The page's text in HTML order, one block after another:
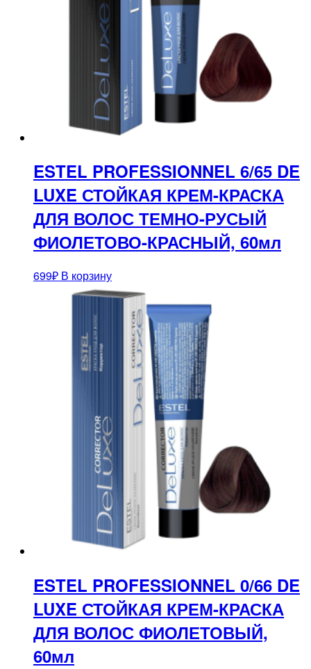
ESTEL PROFESSIONNEL 6/65 DE
LUXE СТОЙКАЯ КРЕМ-КРАСКА
ДЛЯ ВОЛОС ТЕМНО-РУСЫЙ
ФИОЛЕТОВО-КРАСНЫЙ, 60мл
699₽ В корзину
ESTEL PROFESSIONNEL 0/66 DE
LUXE СТОЙКАЯ КРЕМ-КРАСКА
ДЛЯ ВОЛОС ФИОЛЕТОВЫЙ,
60мл